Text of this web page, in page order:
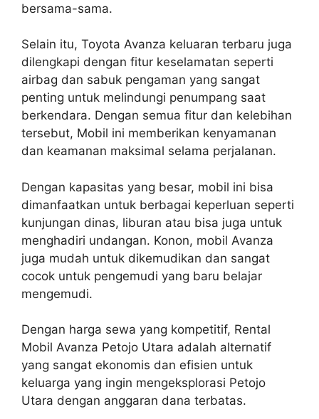
bersama-sama.
Selain itu, Toyota Avanza keluaran terbaru juga
dilengkapi dengan fitur keselamatan seperti
airbag dan sabuk pengaman yang sangat
penting untuk melindungi penumpang saat
berkendara. Dengan semua fitur dan kelebihan
tersebut, Mobil ini memberikan kenyamanan
dan keamanan maksimal selama perjalanan.
Dengan kapasitas yang besar, mobil ini bisa
dimanfaatkan untuk berbagai keperluan seperti
kunjungan dinas, liburan atau bisa juga untuk
menghadiri undangan. Konon, mobil Avanza
juga mudah untuk dikemudikan dan sangat
cocok untuk pengemudi yang baru belajar
mengemudi.
Dengan harga sewa yang kompetitif, Rental
Mobil Avanza Petojo Utara adalah alternatif
yang sangat ekonomis dan efisien untuk
keluarga yang ingin mengeksplorasi Petojo
Utara dengan anggaran dana terbatas.